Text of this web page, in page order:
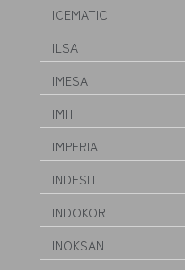
ICEMATIC
ILSA
IMESA
IMIT
IMPERIA
INDESIT
INDOKOR
INOKSAN